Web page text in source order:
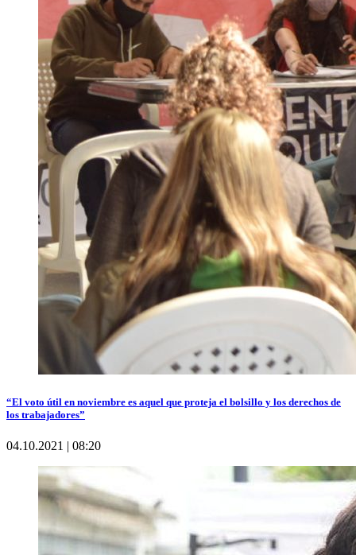
“El voto útil en noviembre es aquel que proteja el bolsillo y los derechos de
los trabajadores”
04.10.2021 | 08:20